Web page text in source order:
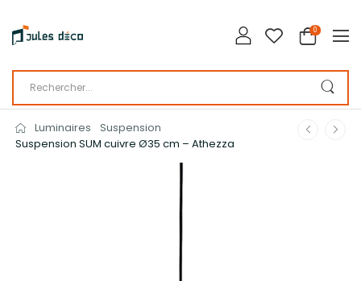
0
Luminaires
Suspension
Suspension SUM cuivre Ø35 cm – Athezza